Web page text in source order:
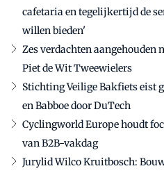
cafetaria en tegelijkertijd de
willen bieden'
Zes verdachten aangehouden
Piet de Wit Tweewielers
Stichting Veilige Bakfiets eist
en Babboe door DuTech
Cyclingworld Europe houdt
van B2B-vakdag
Jurylid Wilco Kruitbosch: